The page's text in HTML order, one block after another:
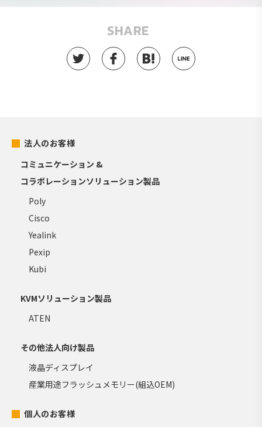
SHARE
法人のお客様
コミュニケーション &
コラボレーションソリューション製品
Poly
Cisco
Yealink
Pexip
Kubi
KVMソリューション製品
ATEN
その他法人向け製品
液晶ディスプレイ
産業用途フラッシュメモリー(組込OEM)
個人のお客様